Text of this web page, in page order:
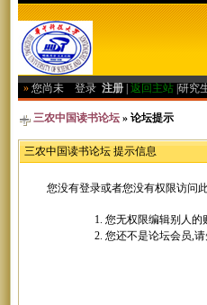
» 您尚未 登录 注册 返回主站 研究
三农中国读书论坛 » 论坛提示
三农中国读书论坛 提示信息
您没有登录或者您没有权限访问
您无权限编辑别人的
您还不是论坛会员,